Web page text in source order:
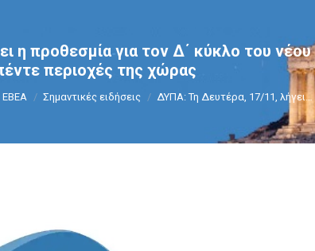
η προθεσμία για τον Δ΄ κύκλο του
περιοχές της χώρας
You are here:
ΕΒΕΑ Σημαντικές ειδήσεις ΔΥΠΑ: Τη Δευτέρα, 17/11, λήγει…